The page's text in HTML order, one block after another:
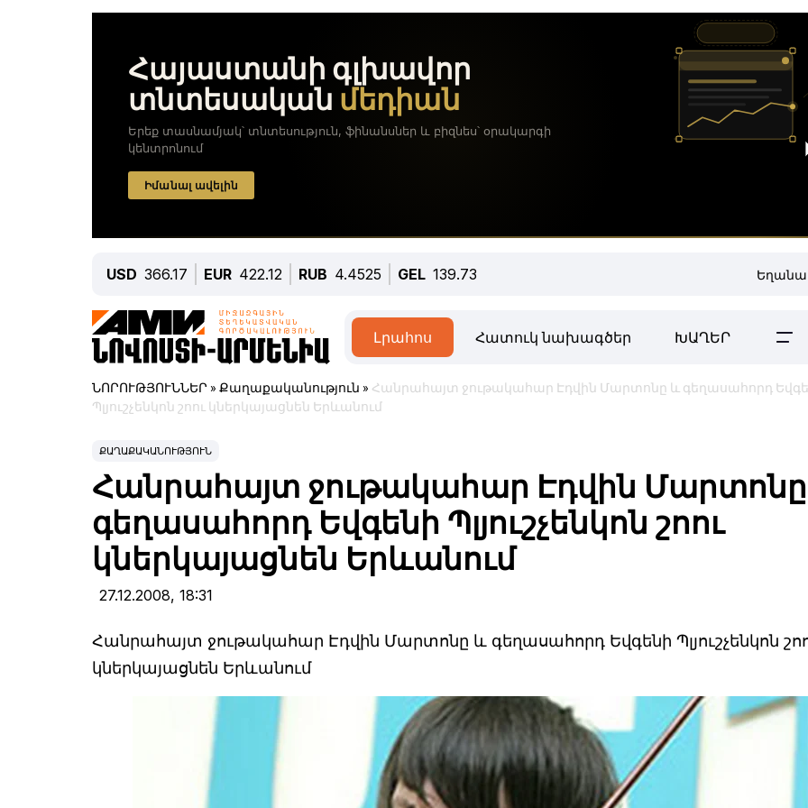
USD 366.17 EUR 422.12 RUB 4.4525 GEL 139.73
Լրահոս Հատուկ նախագծեր ԽԱՂԵՐ
ՆՈՐՈՒԹՅՈՒՆՆԵՐ » Քաղաքականություն » Հանրահայտ ջութակահար Էդվին Մարտոնը և գեղասահորդ
Պլյուշչենկոն շոու կներկայացնեն Երևանում
ՔԱՂԱՔԱԿԱՆՈՒԹՅՈՒՆ
Հանրահայտ ջութակահար Էդվին
գեղասահորդ Եվգենի Պլյուշչենկոն շոու
կներկայացնեն Երևանում
27.12.2008, 18:31
Հանրահայտ ջութակահար Էդվին Մարտոնը և գեղասահորդ Եվգենի Պլյուշչենկոն
կներկայացնեն Երևանում